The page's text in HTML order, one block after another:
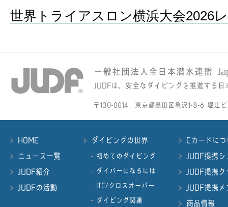
世界トライアスロン横浜大会2026
一般社団法人全日本潜水連盟
JUDFは、安全なダイビングを推進する
〒130-0014 東京都墨田区亀沢1-8-6 堀
HOME
ニュース一覧
JUDF紹介
JUDFの活動
ダイビングの世界
初めてのダイビング
ダイバーになるには
ITC/クロスオーバー
ダイビング関連
Cカードに
JUDF提携
JUDF提携
JUDF提携
商品情報